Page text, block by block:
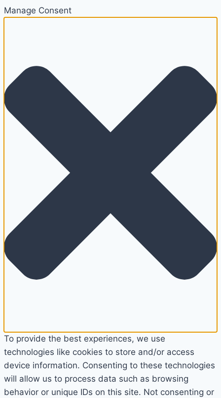
Manage Consent
To provide the best experiences, we use
technologies like cookies to store and/or access
device information. Consenting to these technologies
will allow us to process data such as browsing
behavior or unique IDs on this site. Not consenting or